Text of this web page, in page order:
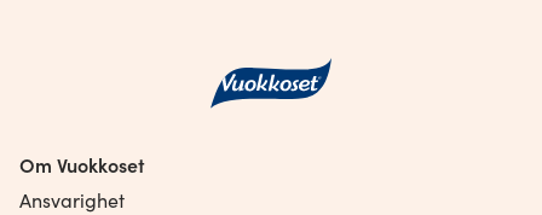
Om Vuokkoset
Ansvarighet